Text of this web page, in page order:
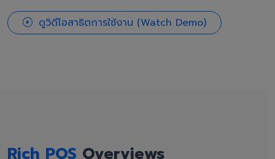
ดูวิดีโอสาธิตการใช้งาน (Watch Demo)
Rich POS Overviews